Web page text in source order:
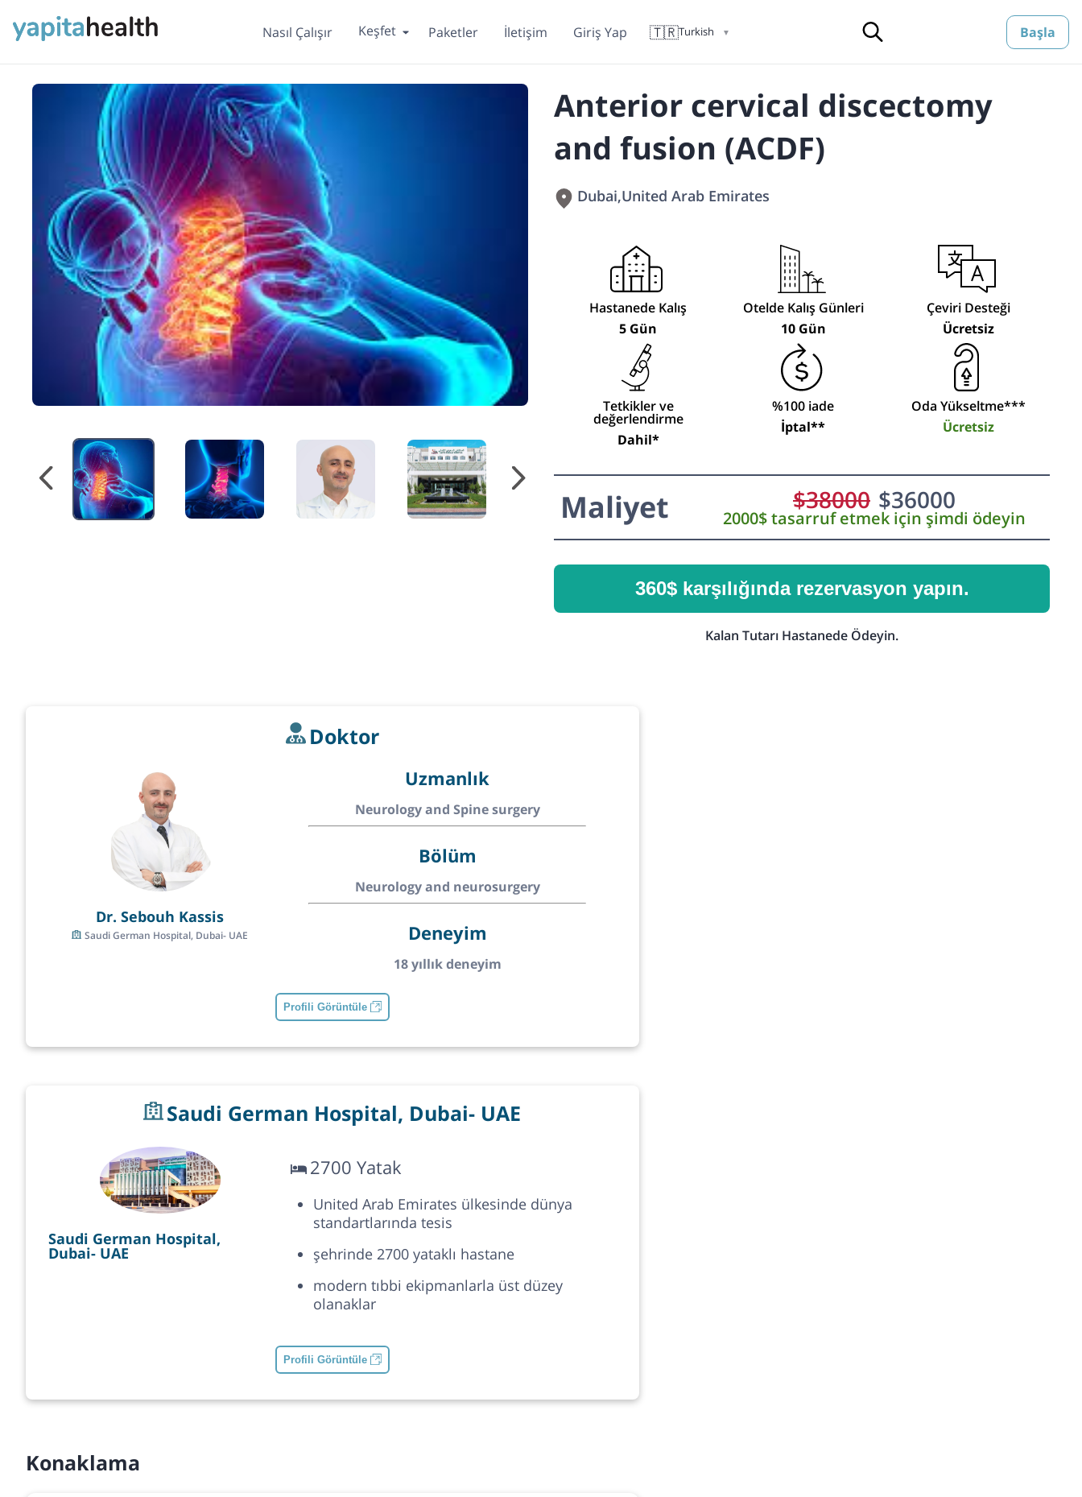
Nasıl Çalışır Keşfet Paketler İletişim Giriş Yap 🇹🇷Turkish ▼ Başla
Anterior cervical discectomy
and fusion (ACDF)
Dubai,United Arab Emirates
Hastanede Kalış
5 Gün
Otelde Kalış Günleri
10 Gün
Çeviri Desteği
Ücretsiz
Tetkikler ve
değerlendirme
Dahil*
%100 iade
İptal**
Oda Yükseltme***
Ücretsiz
Maliyet $38000 $36000
2000$ tasarruf etmek için şimdi ödeyin
360$ karşılığında rezervasyon yapın.
Kalan Tutarı Hastanede Ödeyin.
Doktor
Dr. Sebouh Kassis
Saudi German Hospital, Dubai- UAE
Uzmanlık
Neurology and Spine surgery
Bölüm
Neurology and neurosurgery
Deneyim
18 yıllık deneyim
Profili Görüntüle
Saudi German Hospital, Dubai- UAE
Saudi German Hospital,
Dubai- UAE
2700 Yatak
United Arab Emirates ülkesinde dünya
standartlarında tesis
şehrinde 2700 yataklı hastane
modern tıbbi ekipmanlarla üst düzey
olanaklar
Profili Görüntüle
Konaklama